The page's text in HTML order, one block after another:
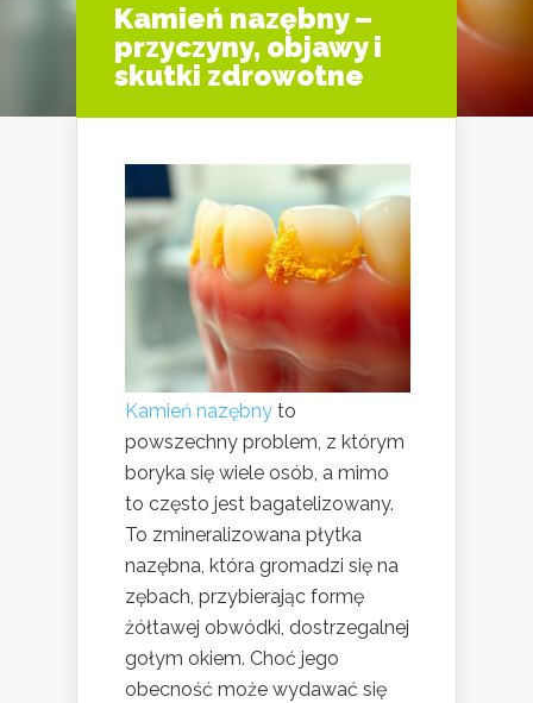
Kamień nazębny –
przyczyny, objawy i
skutki zdrowotne
Kamień nazębny to
powszechny problem, z którym
boryka się wiele osób, a mimo
to często jest bagatelizowany.
To zmineralizowana płytka
nazębna, która gromadzi się na
zębach, przybierając formę
żółtawej obwódki, dostrzegalnej
gołym okiem. Choć jego
obecność może wydawać się